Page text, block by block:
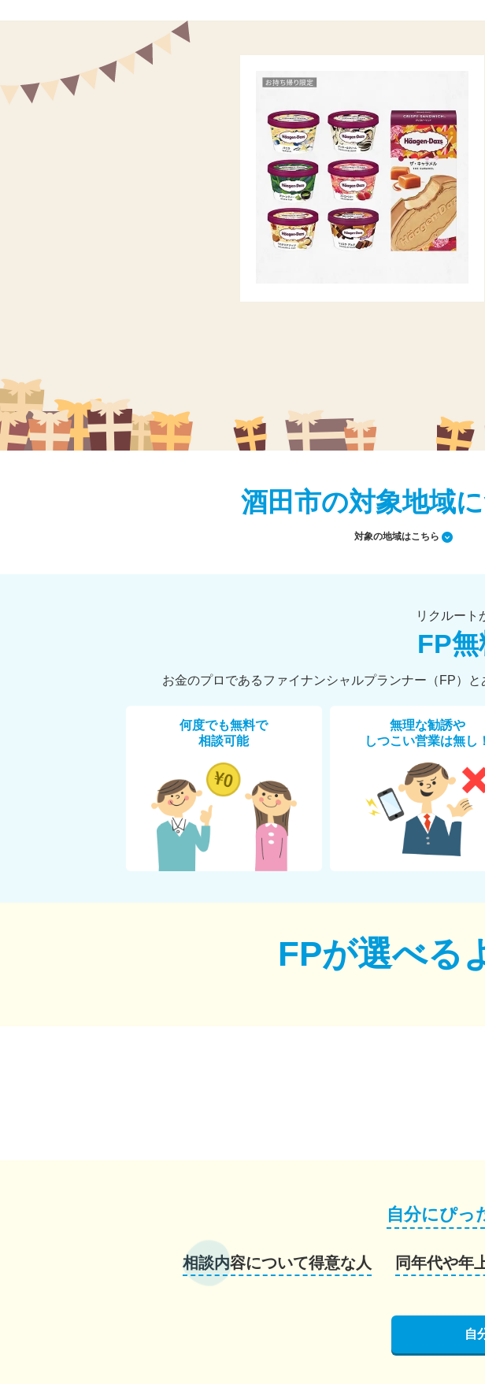
酒田市の対象地域
対象の地域はこちら
リクルート
FP
お金のプロであるファイナンシャルプランナー（FP）
何度でも無料で
相談可能
無理な勧誘や
しつこい営業は無し！
FPが選べる
自分にぴっ
相談内容について得意な人 同年代や年
自